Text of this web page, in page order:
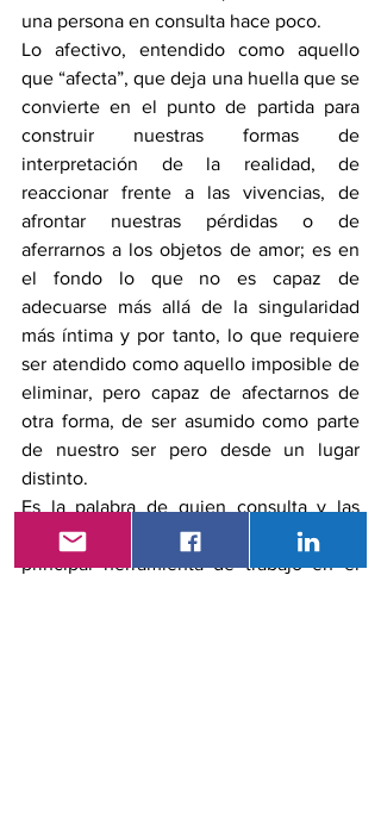
una persona en consulta hace poco.
Lo afectivo, entendido como aquello
que “afecta”, que deja una huella que se
convierte en el punto de partida para
construir nuestras formas de
interpretación de la realidad, de
reaccionar frente a las vivencias, de
afrontar nuestras pérdidas o de
aferrarnos a los objetos de amor; es en
el fondo lo que no es capaz de
adecuarse más allá de la singularidad
más íntima y por tanto, lo que requiere
ser atendido como aquello imposible de
eliminar, pero capaz de afectarnos de
otra forma, de ser asumido como parte
de nuestro ser pero desde un lugar
distinto.
Es la palabra de quien consulta y las
imbricaciones a las que ella conduce, la
principal herramienta de trabajo en el